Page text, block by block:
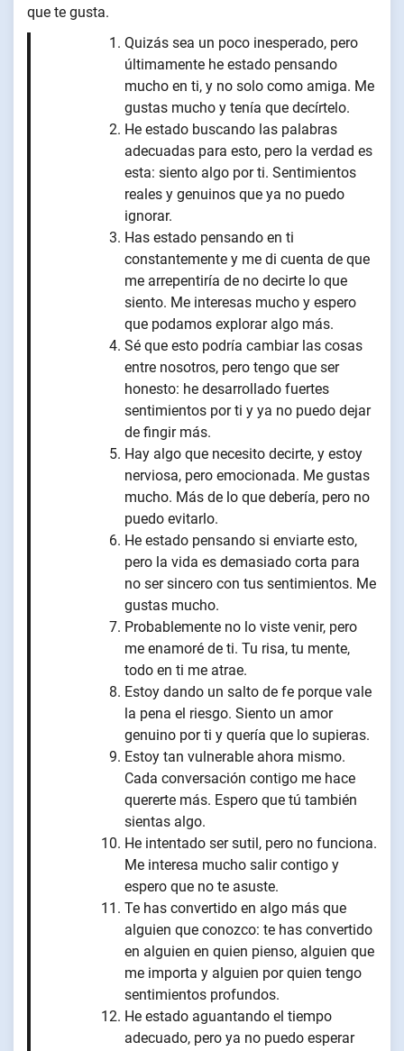
que te gusta.
Quizás sea un poco inesperado, pero
últimamente he estado pensando
mucho en ti, y no solo como amiga. Me
gustas mucho y tenía que decírtelo.
He estado buscando las palabras
adecuadas para esto, pero la verdad es
esta: siento algo por ti. Sentimientos
reales y genuinos que ya no puedo
ignorar.
Has estado pensando en ti
constantemente y me di cuenta de que
me arrepentiría de no decirte lo que
siento. Me interesas mucho y espero
que podamos explorar algo más.
Sé que esto podría cambiar las cosas
entre nosotros, pero tengo que ser
honesto: he desarrollado fuertes
sentimientos por ti y ya no puedo dejar
de fingir más.
Hay algo que necesito decirte, y estoy
nerviosa, pero emocionada. Me gustas
mucho. Más de lo que debería, pero no
puedo evitarlo.
He estado pensando si enviarte esto,
pero la vida es demasiado corta para
no ser sincero con tus sentimientos. Me
gustas mucho.
Probablemente no lo viste venir, pero
me enamoré de ti. Tu risa, tu mente,
todo en ti me atrae.
Estoy dando un salto de fe porque vale
la pena el riesgo. Siento un amor
genuino por ti y quería que lo supieras.
Estoy tan vulnerable ahora mismo.
Cada conversación contigo me hace
quererte más. Espero que tú también
sientas algo.
He intentado ser sutil, pero no funciona.
Me interesa mucho salir contigo y
espero que no te asuste.
Te has convertido en algo más que
alguien que conozco: te has convertido
en alguien en quien pienso, alguien que
me importa y alguien por quien tengo
sentimientos profundos.
He estado aguantando el tiempo
adecuado, pero ya no puedo esperar